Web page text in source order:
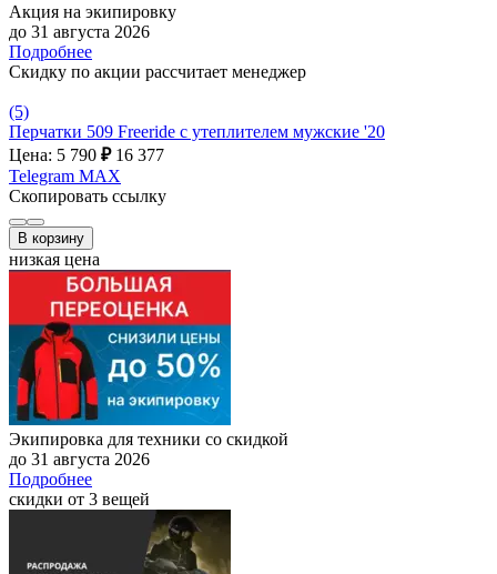
Акция на экипировку
до 31 августа 2026
Подробнее
Скидку по акции рассчитает менеджер
(5)
Перчатки 509 Freeride с утеплителем мужские '20
Цена: 5 790 ₽ 16 377
Telegram MAX
Скопировать ссылку
В корзину
низкая цена
Экипировка для техники со скидкой
до 31 августа 2026
Подробнее
скидки от 3 вещей